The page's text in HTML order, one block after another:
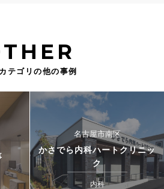
テゴリの他の事例
名古屋市南区
かさでら内科ハートクリニッ
ク
内科